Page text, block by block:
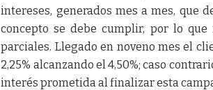
intereses, generados mes a mes, que
concepto se debe cumplir, por lo
parciales. Llegado en noveno mes el
2,25% alcanzando el 4,50%; caso
interés prometida al finalizar esta